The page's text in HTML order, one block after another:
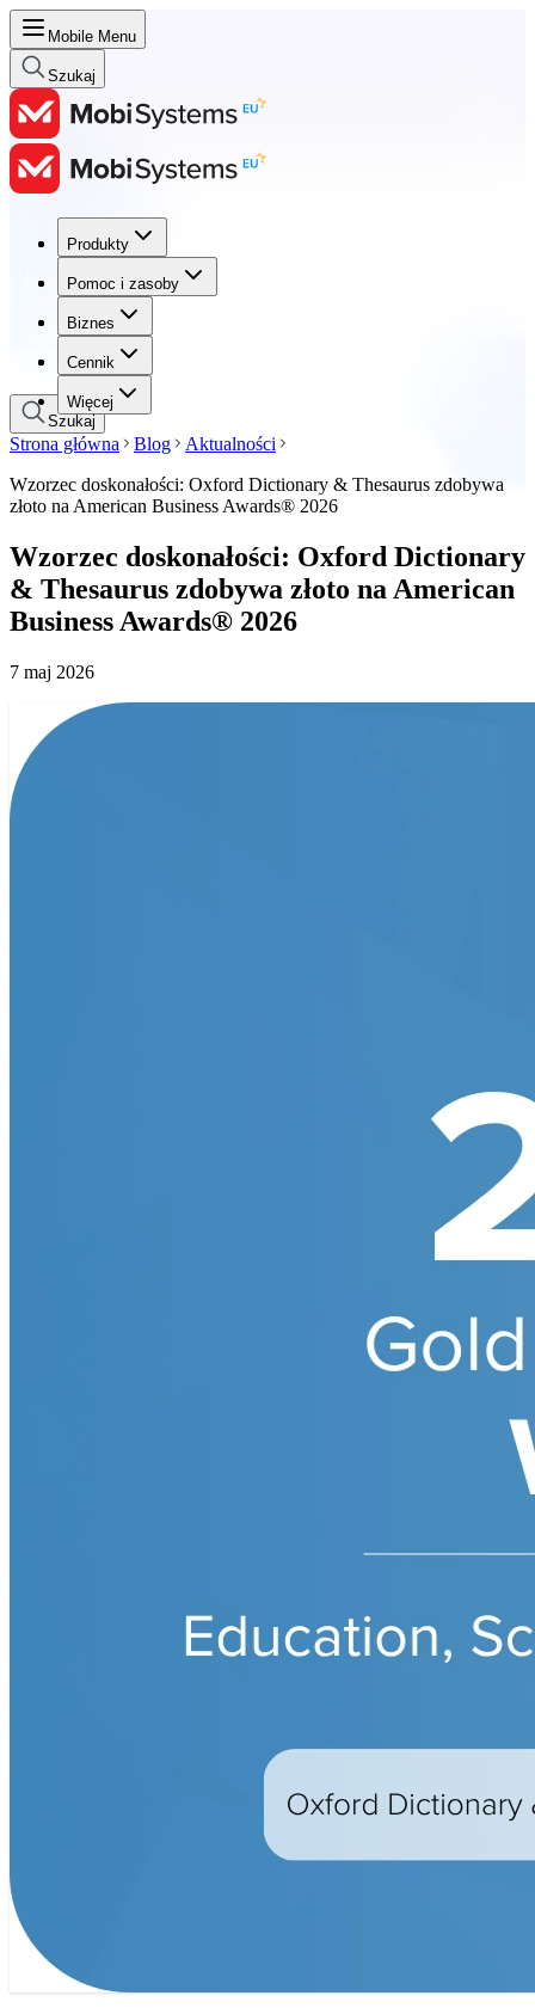
Mobile Menu
Szukaj
Produkty
Pomoc i zasoby
Biznes
Cennik
Więcej
Produkty
Pomoc i zasoby
Biznes
Cennik
Szukaj
Strona główna Blog
Aktualności
Wzorzec doskonałości: Oxford Dictionary & Thesaurus zdobywa
złoto na American Business Awards® 2026
Wzorzec doskonałości: Oxford Dictionary
& Thesaurus zdobywa złoto na American
Business Awards® 2026
7 maj 2026